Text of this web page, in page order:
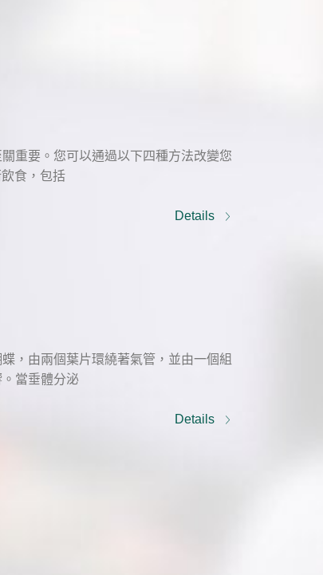
重要。您可以通過以下四種方法改變您
食，包括
Details
，由兩個葉片環繞著氣管，並由一個組
當垂體分泌
Details